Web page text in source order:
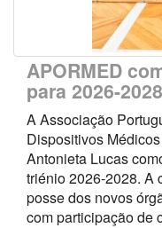
APORMED
para 2026-2028
A Associação
Dispositivos
Antonieta Lucas
triénio 2026-2028. A
posse dos novos
com participação de